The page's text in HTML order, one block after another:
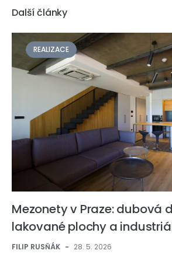
Další články
REALIZACE
Mezonety v Praze: dubová
lakované plochy a
FILIP RUSŇÁK - 28. 5. 2026